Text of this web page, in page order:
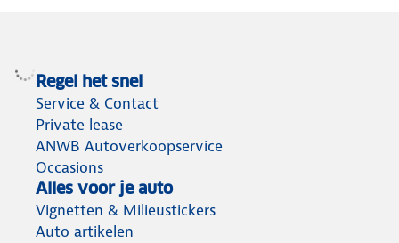
Regel het snel
Service & Contact
Private lease
ANWB Autoverkoopservice
Occasions
Alles voor je auto
Vignetten & Milieustickers
Auto artikelen